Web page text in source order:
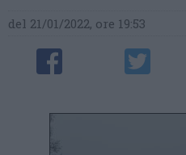
del 21/01/2022, ore 19:53